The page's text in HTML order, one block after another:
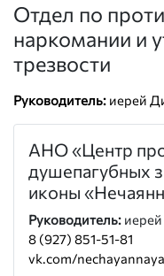
Отдел по
наркомании и
трезвости
Руководитель: иерей
АНО «Центр
душепагубных
иконы
Руководитель:
8 (927) 851-51-81
vk.com/